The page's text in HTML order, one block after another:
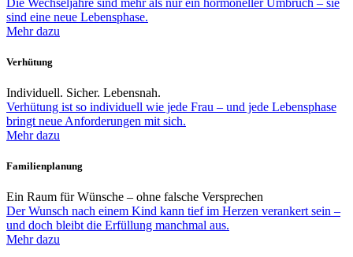
sind eine neue Lebensphase.
Mehr dazu
Verhütung
Individuell. Sicher. Lebensnah.
Verhütung ist so individuell wie jede Frau – und jede Lebensphase
bringt neue Anforderungen mit sich.
Mehr dazu
Familienplanung
Ein Raum für Wünsche – ohne falsche Versprechen
Der Wunsch nach einem Kind kann tief im Herzen verankert sein –
und doch bleibt die Erfüllung manchmal aus.
Mehr dazu